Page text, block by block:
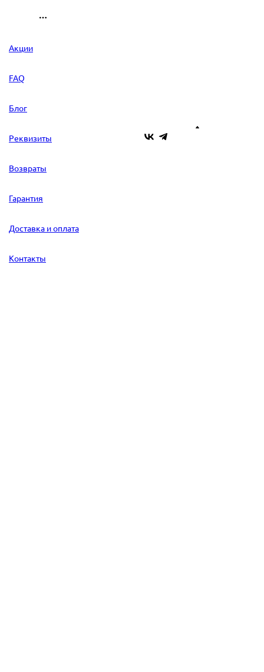
Акции
FAQ
Блог
Реквизиты
Возвраты
Гарантия
Доставка и оплата
Контакты